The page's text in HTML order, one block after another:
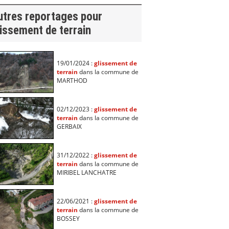
reportages pour
de terrain
19/01/2024 :glissement de
terrain dans la commune de
MARTHOD
02/12/2023 :glissement de
terrain dans la commune de
GERBAIX
31/12/2022 :glissement de
terrain dans la commune de
MIRIBEL LANCHATRE
22/06/2021 :glissement de
terrain dans la commune de
BOSSEY